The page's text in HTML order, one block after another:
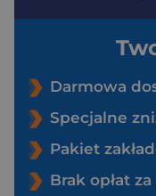
Darmowa
Specjalne
Pakiet
Brak opłat